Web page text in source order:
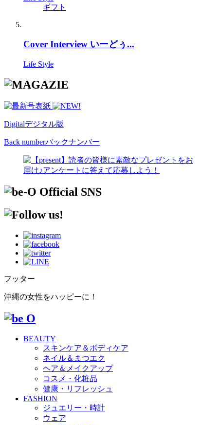
ギフト
Cover Interview いーどぅ...
Life Style
Digitalデジタル版
Back numberバックナンバー
フッター
沖縄の女性をハッピーに！
BEAUTY
スキンケア＆ボディケア
ネイル＆まつエク
ヘア＆メイクアップ
コスメ・化粧品
健康・リフレッシュ
FASHION
ジュエリー・時計
ウェア